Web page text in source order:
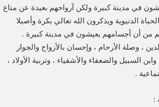
في مدينة كبيرة ولكن آرواحهم بعيدة عن متاع
الدنيوية ويذكرون الله تعالي بكرة وأصيلا
من أن أجسامهم يعيشون في مدينة كبيرة .
، وصلة الأرحام ، وإحسان بالأزواج والجوار
السبيل والضعفاء والأشقياء ، وتربية الأولاد ،
.
: